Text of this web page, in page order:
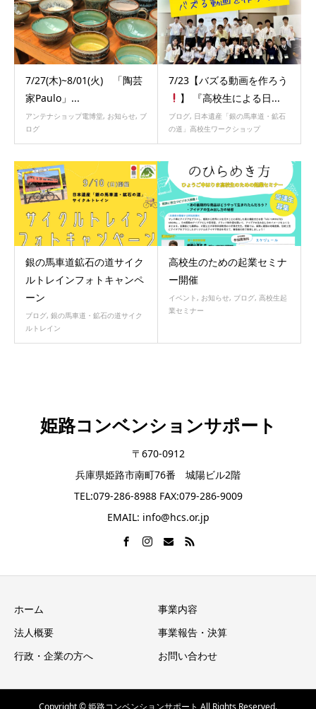
7/27(木)~8/01(火) 「陶芸
家Paulo」...
アンテナショップ電博堂, お知らせ, ブ
ログ
7/23【バズる動画を作ろう
】 『高校生による日...
ブログ, 日本遺産「銀の馬車道・鉱石
の道」高校生ワークショップ
銀の馬車道鉱石の道サイク
ルトレインフォトキャンペ
ーン
ブログ, 銀の馬車道・鉱石の道サイク
ルトレイン
高校生のための起業セミナ
ー開催
イベント, お知らせ, ブログ, 高校生起
業セミナー
姫路コンベンションサポート
〒670-0912
兵庫県姫路市南町76番 城陽ビル2階
TEL:079-286-8988 FAX:079-286-9009
EMAIL: info@hcs.or.jp
ホーム
事業内容
法人概要
事業報告・決算
行政・企業の方へ
お問い合わせ